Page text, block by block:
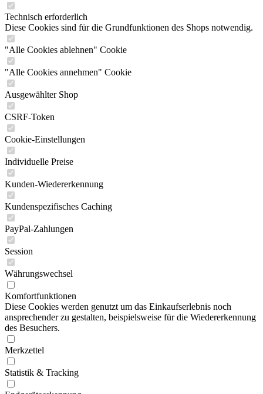
Technisch erforderlich
Diese Cookies sind für die Grundfunktionen des Shops notwendig.
"Alle Cookies ablehnen" Cookie
"Alle Cookies annehmen" Cookie
Ausgewählter Shop
CSRF-Token
Cookie-Einstellungen
Individuelle Preise
Kunden-Wiedererkennung
Kundenspezifisches Caching
PayPal-Zahlungen
Session
Währungswechsel
Komfortfunktionen
Diese Cookies werden genutzt um das Einkaufserlebnis noch
ansprechender zu gestalten, beispielsweise für die Wiedererkennung
des Besuchers.
Merkzettel
Statistik & Tracking